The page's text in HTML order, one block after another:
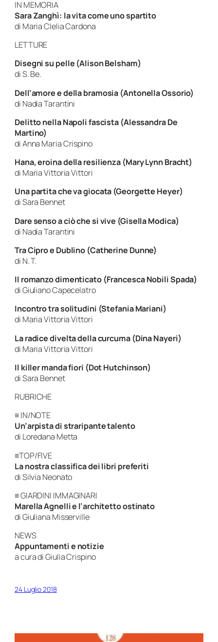
IN MEMORIA
Sara Zanghì: la vita come uno spartito
di Maria Clelia Cardona
LETTURE
Disegni su pelle (Alison Belsham)
di S. Be.
Dell’amore e della bramosia (Antonella Ossorio)
di Nadia Tarantini
Delitto nella Napoli fascista (Alessandra De
Martino)
di Anna Maria Crispino
Hana, eroina della resilienza (Mary Lynn Bracht)
di Maria Vittoria Vittori
Una partita che va giocata (Georgette Heyer)
di Sara Bennet
Dare senso a ciò che si vive (Gisella Modica)
di Nadia Tarantini
Tra Cipro e Dublino (Catherine Dunne)
di N. T.
Il romanzo dimenticato (Francesca Nobili Spada)
di Giuliano Capecelatro
Incontro tra solitudini (Stefania Mariani)
di Maria Vittoria Vittori
La radice divelta della curcuma (Dina Nayeri)
di Maria Vittoria Vittori
Il killer manda fiori (Dot Hutchinson)
di Sara Bennet
RUBRICHE
≡ IN/NOTE
Un’arpista di straripante talento
di Loredana Metta
≡TOP/FIVE
La nostra classifica dei libri preferiti
di Silvia Neonato
≡ GIARDINI IMMAGINARI
Marella Agnelli e l’architetto ostinato
di Giuliana Misserville
NEWS
Appuntamenti e notizie
a cura di Giulia Crispino
24 Luglio 2018